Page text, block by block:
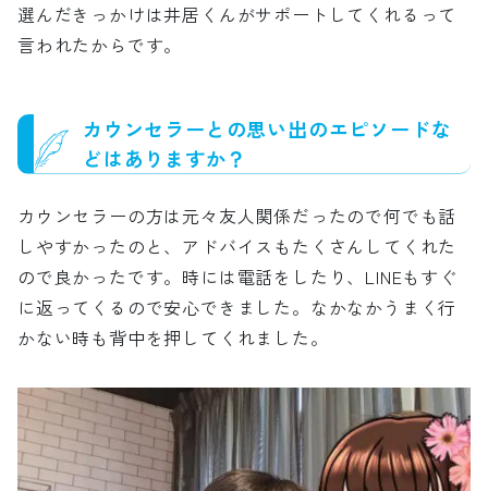
選んだきっかけは井居くんがサポートしてくれるって
言われたからです。
カウンセラーとの思い出のエピソードな
どはありますか？
カウンセラーの方は元々友人関係だったので何でも話
しやすかったのと、アドバイスもたくさんしてくれた
ので良かったです。時には電話をしたり、LINEもすぐ
に返ってくるので安心できました。なかなかうまく行
かない時も背中を押してくれました。